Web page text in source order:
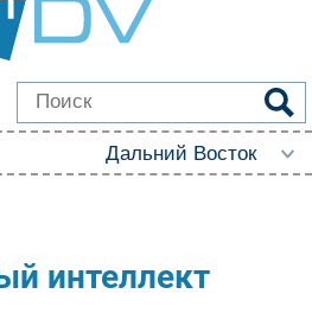
интеллект